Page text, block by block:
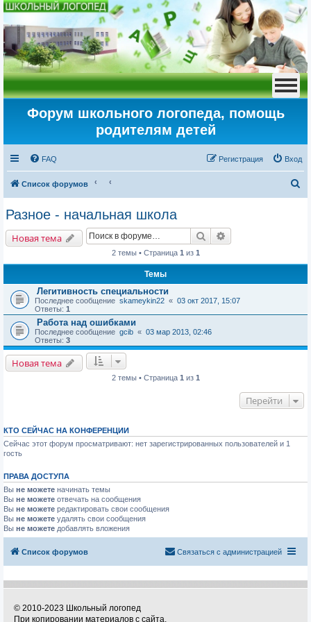
Форум школьного логопеда, помощь
родителям детей
FAQ Вход
Регистрация
Список форумов
о
Разное - начальная школа
Новая тема Поиск
2 темы • Страница 1 из 1
Темы
Легитивность специальности
Последнее сообщение skameykin22 « 03 окт 2017, 15:07
Ответы: 1
Работа над ошибками
Последнее сообщение gcib « 03 мар 2013, 02:46
Ответы: 3
Новая тема
2 темы • Страница 1 из 1
Перейти
КТО СЕЙЧАС НА КОНФЕРЕНЦИИ
Сейчас этот форум просматривают: нет зарегистрированных пользователей и 1
гость
ПРАВА ДОСТУПА
Вы не можете начинать темы
Вы не можете отвечать на сообщения
Вы не можете редактировать свои сообщения
Вы не можете удалять свои сообщения
Вы не можете добавлять вложения
Список форумов Связаться с администрацией
© 2010-2023 Школьный логопед
При копировании материалов с сайта,